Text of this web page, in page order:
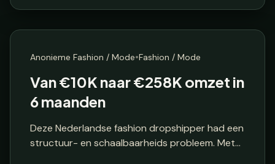
🔒 Anonieme klant
Dropshipper
Anonieme Fashion / Mode•Fashion / Mode
Van €10K naar €258K omzet in
6 maanden
Deze Nederlandse fashion dropshipper had een
structuur- en schaalbaarheids probleem. Met